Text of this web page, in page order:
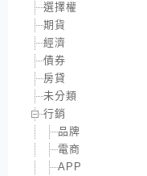
選擇權
期貨
經濟
債券
房貸
未分類
行銷
品牌
電商
APP